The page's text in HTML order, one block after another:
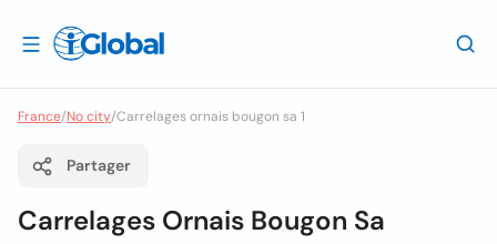
France/No city/Carrelages ornais bougon sa 1
Partager
Carrelages Ornais Bougon Sa